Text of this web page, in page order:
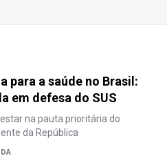
para a saúde no Brasil:
em defesa do SUS
na pauta prioritária do
da República